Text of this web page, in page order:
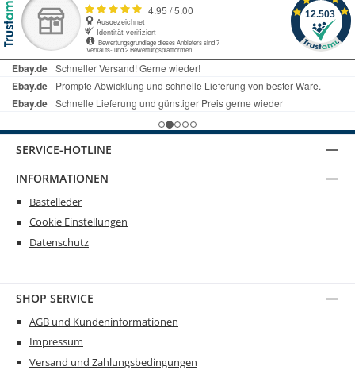
SERVICE-HOTLINE
INFORMATIONEN
Bastelleder
Cookie Einstellungen
Datenschutz
SHOP SERVICE
AGB und Kundeninformationen
Impressum
Versand und Zahlungsbedingungen